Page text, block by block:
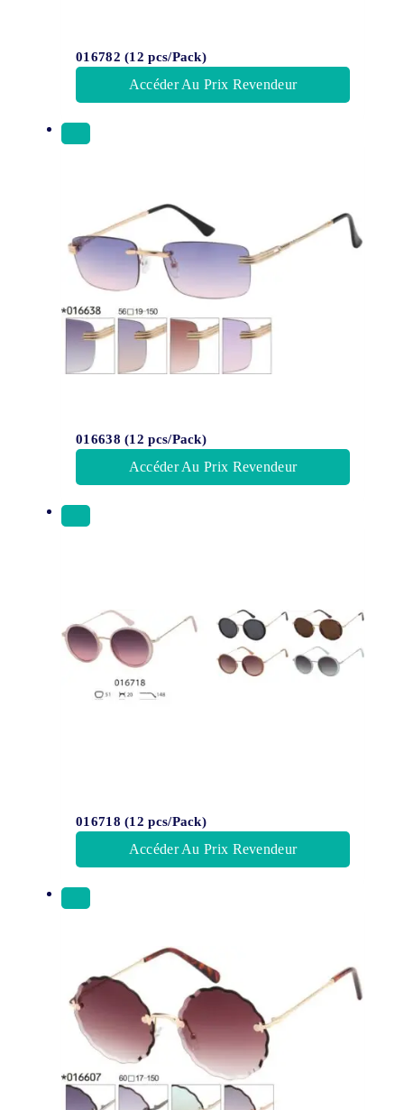
016782 (12 pcs/Pack)
Accéder Au Prix Revendeur
016638 (12 pcs/Pack)
Accéder Au Prix Revendeur
016718 (12 pcs/Pack)
Accéder Au Prix Revendeur